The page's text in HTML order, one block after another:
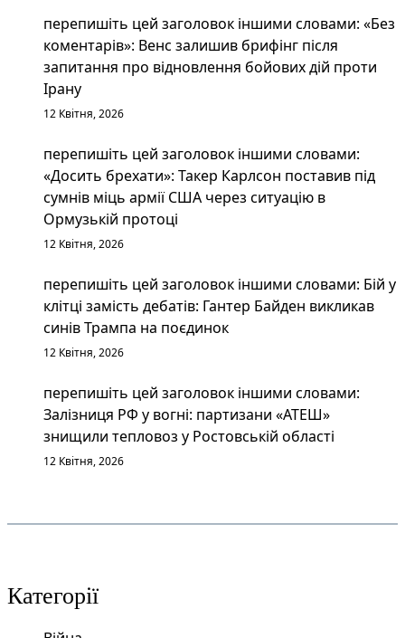
перепишіть цей заголовок іншими словами: «Без
коментарів»: Венс залишив брифінг після
запитання про відновлення бойових дій проти
Ірану
12 Квітня, 2026
перепишіть цей заголовок іншими словами:
«Досить брехати»: Такер Карлсон поставив під
сумнів міць армії США через ситуацію в
Ормузькій протоці
12 Квітня, 2026
перепишіть цей заголовок іншими словами: Бій у
клітці замість дебатів: Гантер Байден викликав
синів Трампа на поєдинок
12 Квітня, 2026
перепишіть цей заголовок іншими словами:
Залізниця РФ у вогні: партизани «АТЕШ»
знищили тепловоз у Ростовській області
12 Квітня, 2026
Категорії